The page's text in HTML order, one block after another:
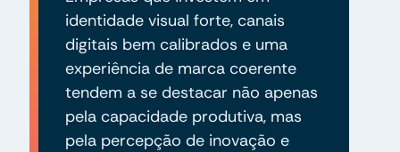
identidade visual forte, canais
digitais bem calibrados e uma
experiência de marca coerente
tendem a se destacar não apenas
pela capacidade produtiva, mas
pela percepção de inovação e